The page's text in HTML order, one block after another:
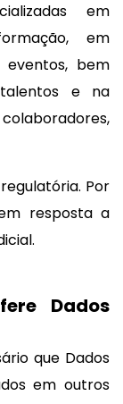
em
em
bem
e na
Por
resposta a
Dados
que Dados
em outros